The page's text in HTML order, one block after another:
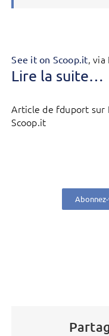
See it on Scoop.it, via
Lire la suite…
Article de fduport sur
Scoop.it